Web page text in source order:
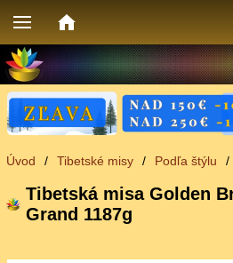
Úvod / Tibetské misy / Podľa štýlu /
Tibetská misa Golden
Grand 1187g